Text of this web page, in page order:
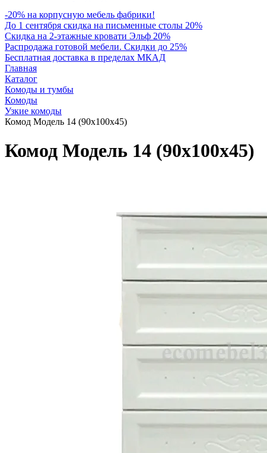
-20% на корпусную мебель фабрики!
До 1 сентября скидка на письменные столы 20%
Скидка на 2-этажные кровати Эльф 20%
Распродажа готовой мебели. Скидки до 25%
Бесплатная доставка в пределах МКАД
Главная
Каталог
Комоды и тумбы
Комоды
Узкие комоды
Комод Модель 14 (90х100х45)
Комод Модель 14 (90х100х45)